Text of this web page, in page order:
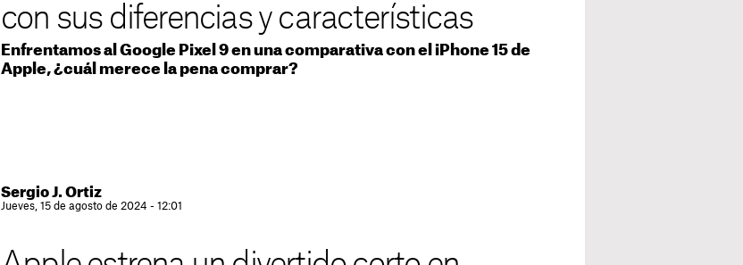
con sus diferencias y características
Enfrentamos al Google Pixel 9 en una comparativa con el iPhone 15 de
Apple, ¿cuál merece la pena comprar?
Sergio J. Ortiz
Jueves, 15 de agosto de 2024 - 12:01